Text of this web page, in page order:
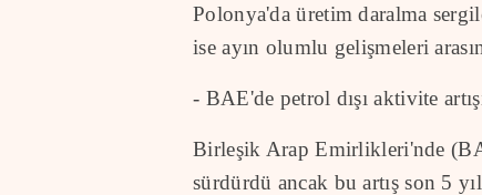
Polonya'da üretim daralma
ise ayın olumlu gelişmeleri
- BAE'de petrol dışı aktivite
Birleşik Arap Emirlikleri'nde
sürdürdü ancak bu artış son 5